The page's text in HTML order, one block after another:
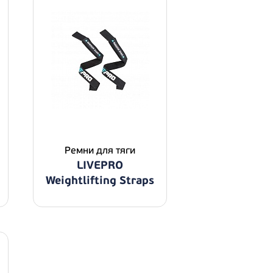
Ремни для тяги
LIVEPRO
Weightlifting Straps